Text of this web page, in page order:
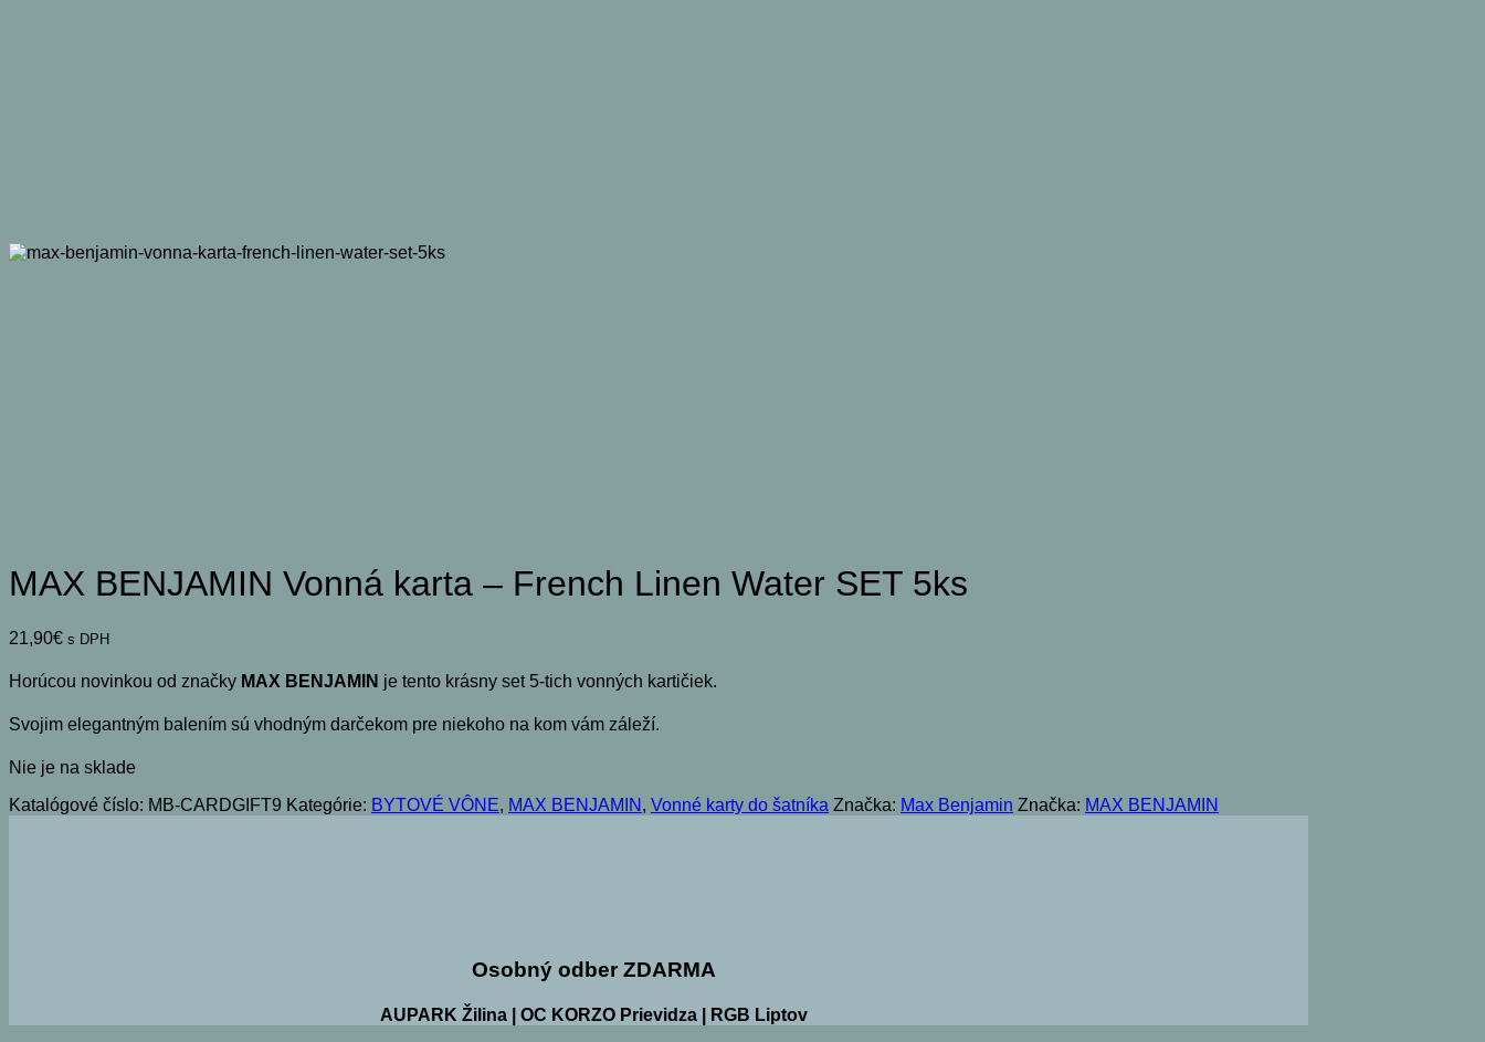
MAX BENJAMIN Vonná karta – French Linen Water SET 5ks
21,90€ s DPH
Horúcou novinkou od značky MAX BENJAMIN je tento krásny set 5-tich vonných kartičiek.
Svojim elegantným balením sú vhodným darčekom pre niekoho na kom vám záleží.
Nie je na sklade
Katalógové číslo: MB-CARDGIFT9 Kategórie: BYTOVÉ VÔNE, MAX BENJAMIN , Vonné karty do šatníka Značka: Max Benjamin Značka: MAX BENJAMIN
Osobný odber ZDARMA
AUPARK Žilina | OC KORZO Prievidza | RGB Liptov